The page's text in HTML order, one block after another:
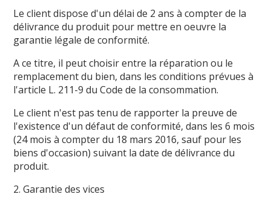
Le client dispose d'un délai de 2 ans à compter de la
délivrance du produit pour mettre en oeuvre la
garantie légale de conformité.
A ce titre, il peut choisir entre la réparation ou le
remplacement du bien, dans les conditions prévues à
l'article L. 211-9 du Code de la consommation.
Le client n'est pas tenu de rapporter la preuve de
l'existence d'un défaut de conformité, dans les 6 mois
(24 mois à compter du 18 mars 2016, sauf pour les
biens d'occasion) suivant la date de délivrance du
produit.
2. Garantie des vices